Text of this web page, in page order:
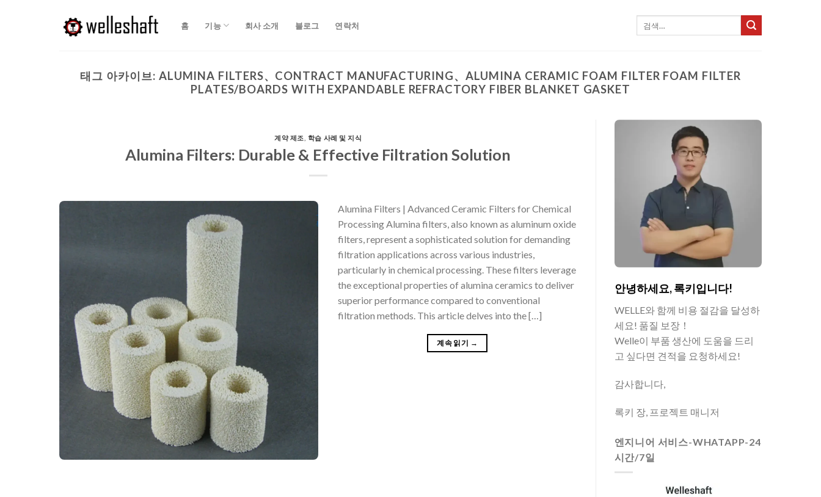
홈 기능 회사 소개 블로그 연락처
색:
태그 아카이브: ALUMINA FILTERS、CONTRACT MANUFACTURING、ALUMINA CERAMIC FOAM FILTER FOAM FILTER
PLATES/BOARDS WITH EXPANDABLE REFRACTORY FIBER BLANKET GASKET
계약 제조 학습 사례 및 지식
Alumina Filters: Durable & Effective Filtration Solution
Alumina Filters | Advanced Ceramic Filters for Chemical
Processing Alumina filters, also known as aluminum oxide
filters, represent a sophisticated solution for demanding
filtration applications across various industries,
particularly in chemical processing. These filters leverage
the exceptional properties of alumina ceramics to deliver
superior performance compared to conventional
filtration methods. This article delves into the […]
계속 읽기 →
안녕하세요, 록키입니다!
WELLE와 함께 비용 절감을 달성하
세요! 품질 보장！
Welle이 부품 생산에 도움을 드리
고 싶다면 견적을 요청하세요!
감사합니다,
록키 장, 프로젝트 매니저
엔지니어 서비스-WHATAPP-24
시간/7일